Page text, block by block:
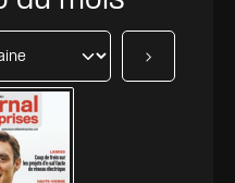
Suivant